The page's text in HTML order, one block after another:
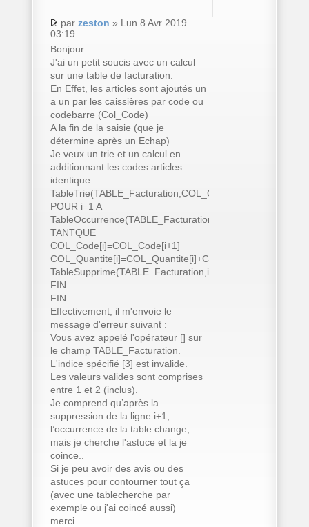
par zeston » Lun 8 Avr 2019
03:19
Bonjour
J'ai un petit soucis avec un calcul
sur une table de facturation.
En Effet, les articles sont ajoutés un
a un par les caissières par code ou
codebarre (Col_Code)
A la fin de la saisie (que je
détermine après un Echap)
Je veux un trie et un calcul en
additionnant les codes articles
identique :
TableTrie(TABLE_Facturation,COL_Code..Nom)
POUR i=1 A
TableOccurrence(TABLE_Facturation)
TANTQUE
COL_Code[i]=COL_Code[i+1]
COL_Quantite[i]=COL_Quantite[i]+COL_Quantite[i+1]
TableSupprime(TABLE_Facturation,i+1)
FIN
FIN
Effectivement, il m'envoie le
message d'erreur suivant :
Vous avez appelé l'opérateur [] sur
le champ TABLE_Facturation.
L'indice spécifié [3] est invalide.
Les valeurs valides sont comprises
entre 1 et 2 (inclus).
Je comprend qu’après la
suppression de la ligne i+1,
l’occurrence de la table change,
mais je cherche l'astuce et la je
coince..
Si je peu avoir des avis ou des
astuces pour contourner tout ça
(avec une tablecherche par
exemple ou j'ai coincé aussi)
merci...